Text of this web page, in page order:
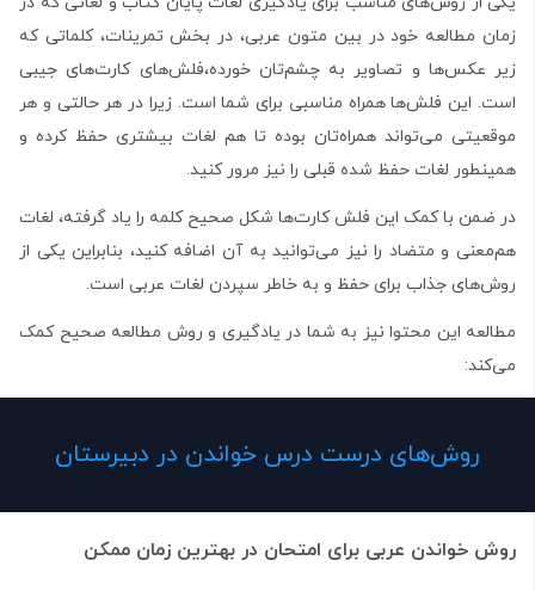
زمان مطالعه خود در بین متون عربی، در بخش تمرینات، کلماتی که
زیر عکس‌ها و تصاویر به چشم‌تان خورده،فلش‌های کارت‌های جیبی
است. این فلش‌ها همراه مناسبی برای شما است. زیرا در هر حالتی و هر
موقعیتی می‌تواند همراه‌تان بوده تا هم لغات بیشتری حفظ کرده و
همینطور لغات حفظ شده قبلی را نیز مرور کنید.
در ضمن با کمک این فلش کارت‌ها شکل صحیح کلمه را یاد گرفته، لغات
هم‌معنی و متضاد را نیز می‌توانید به آن اضافه کنید، بنابراین یکی از
روش‌های جذاب برای حفظ و به خاطر سپردن لغات عربی است.
مطالعه این محتوا نیز به شما در یادگیری و روش مطالعه صحیح کمک
می‌کند:
روش‌‌های درست درس خواندن در دبیرستان
روش خواندن عربی برای امتحان در بهترین زمان ممکن